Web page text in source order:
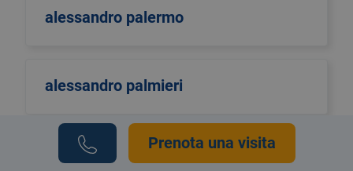
alessandro palermo
alessandro palmieri
alessio cioffi
Prenota una visita